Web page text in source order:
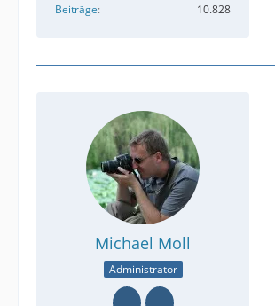
Beiträge
10.828
Michael Moll
Administrator